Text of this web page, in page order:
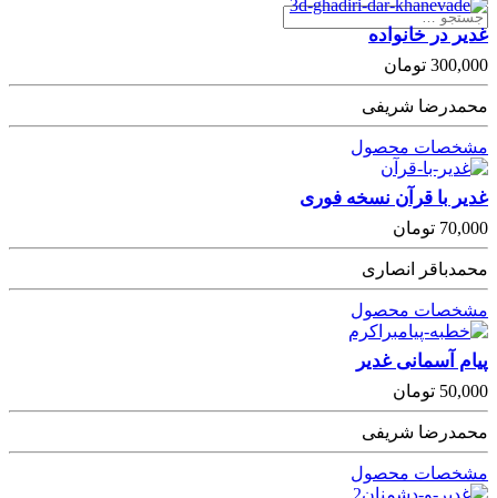
غدیر در خانواده
300,000 تومان
محمدرضا شریفی
مشخصات محصول
غدیر با قرآن نسخه فوری
70,000 تومان
محمدباقر انصاری
مشخصات محصول
پیام آسمانی غدیر
50,000 تومان
محمدرضا شریفی
مشخصات محصول